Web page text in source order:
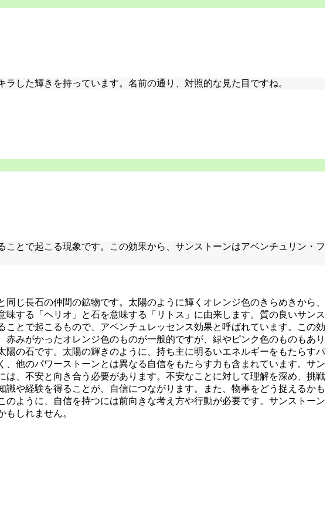
した輝きを持っています。名前の通り、対照的な見た目ですね。
とで起こる現象です。この効果から、サンストーンはアベンチュリン・フ
じ長石の仲間の鉱物です。太陽のように輝くオレンジ色のきらめきから、
する「ヘリオ」と石を意味する「リトス」に由来します。質の良いサンス
とで起こるもので、アベンチュレッセンス効果と呼ばれています。この効
みがかったオレンジ色のものが一般的ですが、緑やピンク色のものもあり
の石です。太陽の輝きのように、持ち主に明るいエネルギーをもたらすパ
他のパワーストーンとは異なる自信をもたらす力も含まれています。サン
、不安と向き合う必要があります。不安なことに対して理解を深め、挑戦
や経験を得ることが、自信につながります。また、物事をどう捉えるかも
ように、自信を持つには前向きな考え方や行動が必要です。サンストーン
しれません。